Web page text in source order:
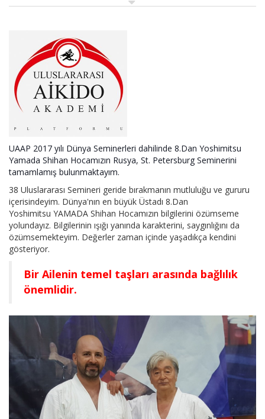
UAAP 2017 yılı Dünya Seminerleri dahilinde 8.Dan Yoshimitsu
Yamada Shihan Hocamızın Rusya, St. Petersburg Seminerini
tamamlamış bulunmaktayım.
38 Uluslararası Semineri geride bırakmanın mutluluğu ve gururu
içerisindeyim. Dünya'nın en büyük Üstadı 8.Dan
Yoshimitsu YAMADA Shihan Hocamızın bilgilerini özümseme
yolundayız. Bilgilerinin ışığı yanında karakterini, saygınlığını da
özümsemekteyim. Değerler zaman içinde yaşadıkça kendini
gösteriyor.
Bir Ailenin temel taşları arasında bağlılık
önemlidir.